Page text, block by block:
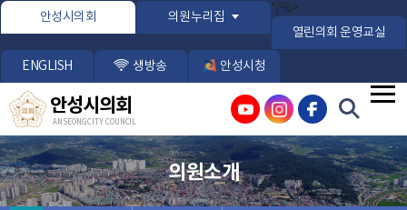
본문바로가기
안성시의회 의원누리집
*/%>
열린의회 운영교실
ENGLISH 생방송 안성시청
안성시의회
ANSEONG CITY COUNCIL
의원소개